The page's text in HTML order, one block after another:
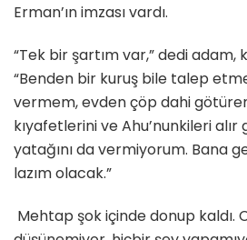
Erman’ın imzası vardı.
“Tek bir şartım var,” dedi adam,
“Benden bir kuruş bile talep
vermem, evden çöp dahi
kıyafetlerini ve Ahu’nunkileri alır
yatağını da vermiyorum. Bana
lazım olacak.”
Mehtap şok içinde donup kaldı.